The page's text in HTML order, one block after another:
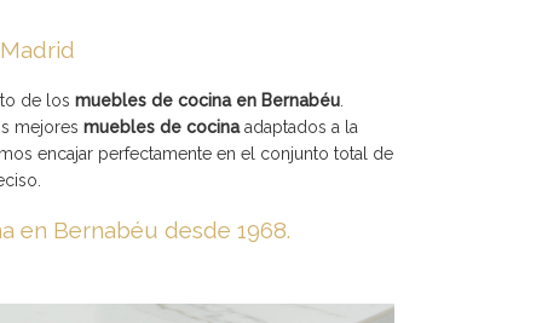
de los muebles de cocina en Bernabéu
mejores muebles de cocinaadaptados a la
encajar perfectamente en el conjunto total de
en Bernabéu desde 1968.